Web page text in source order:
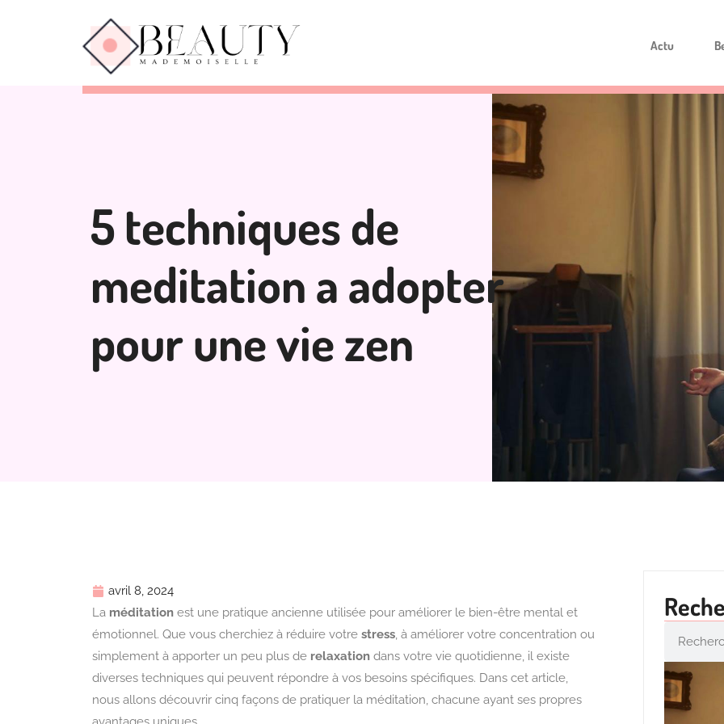
Actu
5 techniques de
meditation a adopter
pour une vie zen
avril 8, 2024
La méditation est une pratique ancienne utilisée pour améliorer le bien-être mental et
émotionnel. Que vous cherchiez à réduire votre stress, à améliorer votre concentration ou
simplement à apporter un peu plus de relaxation dans votre vie quotidienne, il existe
diverses techniques qui peuvent répondre à vos besoins spécifiques. Dans cet article,
nous allons découvrir cinq façons de pratiquer la méditation, chacune ayant ses propres